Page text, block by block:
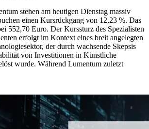
stehen am heutigen Dienstag massiv
einen Kursrückgang von 12,23 %. Das
552,70 Euro. Der Kurssturz des Spezialisten
erfolgt im Kontext eines breit angelegten
der durch wachsende Skepsis
von Investitionen in Künstliche
wurde. Während Lumentum zuletzt